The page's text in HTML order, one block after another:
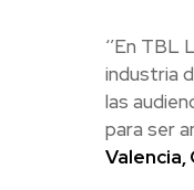
‘’En
industria
las
para ser
Valencia,